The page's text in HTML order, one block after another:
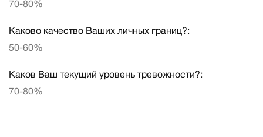
70-80%
Каково качество Ваших личных границ?:
50-60%
Каков Ваш текущий уровень тревожности?:
70-80%